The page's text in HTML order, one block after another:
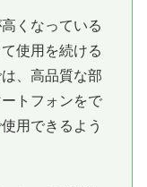
くなっている
使用を続ける
、高品質な部
トフォンをで
用できるよう